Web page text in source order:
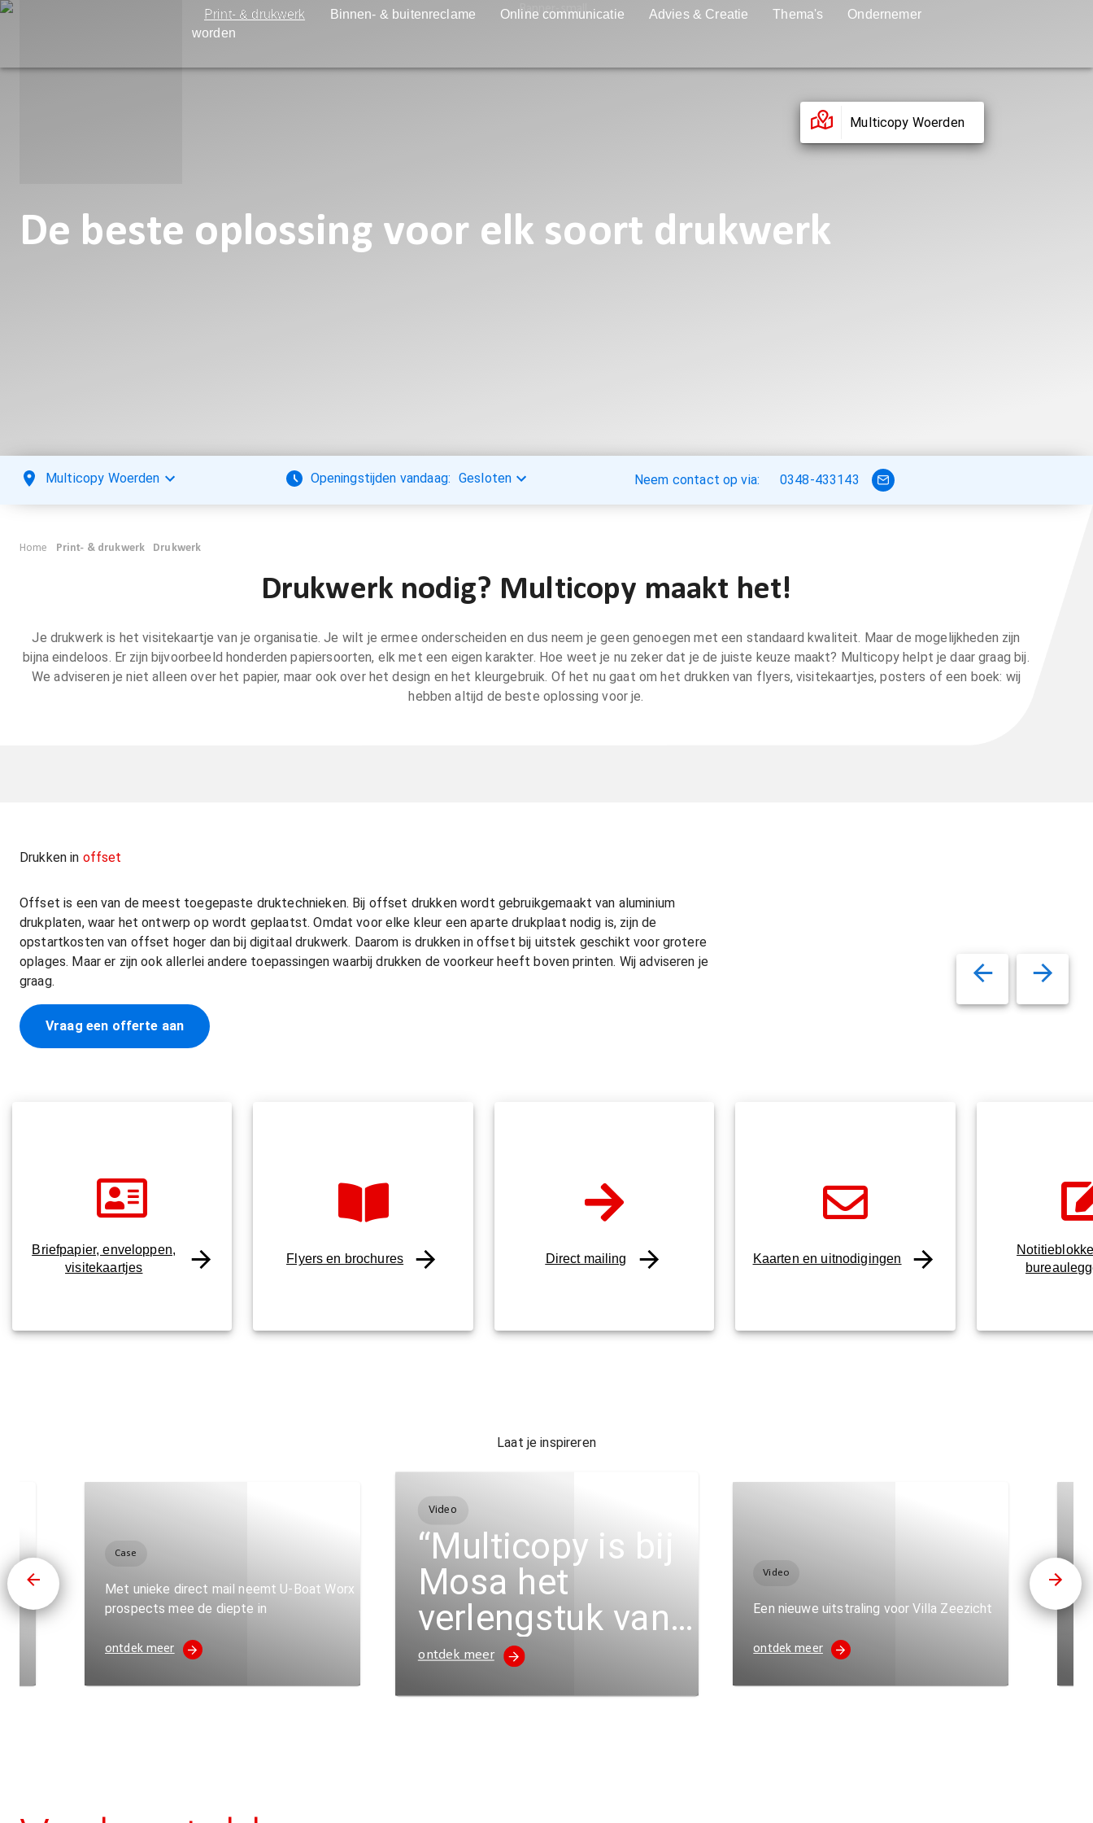
Print- & drukwerk Binnen- & buitenreclame Online communicatie Advies & Creatie Thema's
Ondernemer
worden
Multicopy Woerden
De beste oplossing voor elk soort drukwerk
Multicopy Woerden Openingstijden vandaag: Gesloten Neem contact op via: 0348-433143
Home Print- & drukwerk Drukwerk
Drukwerk nodig? Multicopy maakt het!
Je drukwerk is het visitekaartje van je organisatie. Je wilt je ermee onderscheiden en dus neem je geen genoegen met een standaard kwaliteit. Maar de mogelijkheden zijn
bijna eindeloos. Er zijn bijvoorbeeld honderden papiersoorten, elk met een eigen karakter. Hoe weet je nu zeker dat je de juiste keuze maakt? Multicopy helpt je daar graag bij.
We adviseren je niet alleen over het papier, maar ook over het design en het kleurgebruik. Of het nu gaat om het drukken van flyers, visitekaartjes, posters of een boek: wij
hebben altijd de beste oplossing voor je.
Drukken in offset
Offset is een van de meest toegepaste druktechnieken. Bij offset drukken wordt gebruikgemaakt van aluminium
drukplaten, waar het ontwerp op wordt geplaatst. Omdat voor elke kleur een aparte drukplaat nodig is, zijn de
opstartkosten van offset hoger dan bij digitaal drukwerk. Daarom is drukken in offset bij uitstek geschikt voor grotere
oplages. Maar er zijn ook allerlei andere toepassingen waarbij drukken de voorkeur heeft boven printen. Wij adviseren je
graag.
Vraag een offerte aan
Briefpapier, enveloppen,
visitekaartjes
Flyers en brochures Direct mailing Kaarten en uitnodigingen
Laat je inspireren
Case
Met unieke direct mail neemt U-Boat Worx
prospects mee de diepte in
ontdek meer
Video
“Multicopy is bij
Mosa het
verlengstuk van
de afdeling
marketing”
ontdek meer
Video
Een nieuwe uitstraling voor Villa Zeezicht
ontdek meer